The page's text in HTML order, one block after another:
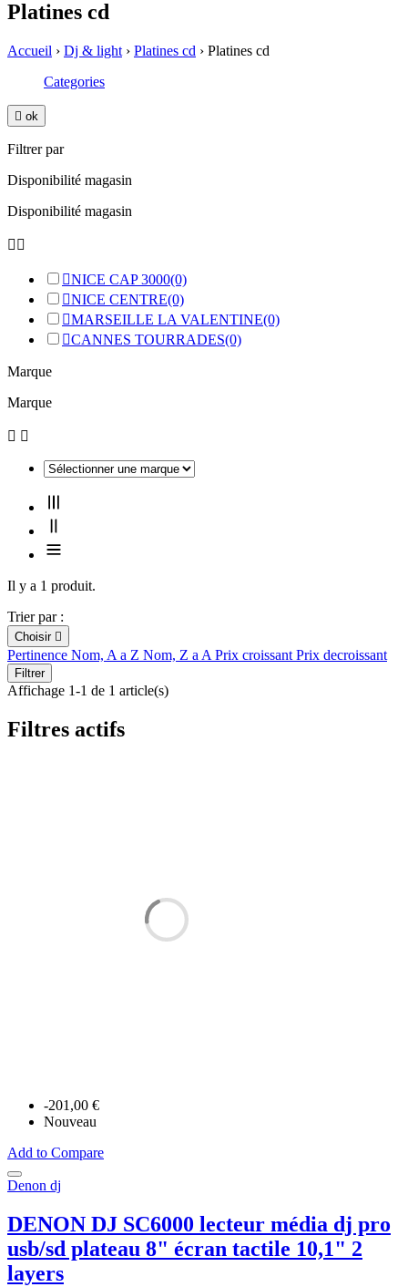
Platines cd
Accueil › Dj & light › Platines cd › Platines cd
Categories
 ok
Filtrer par
Disponibilité magasin
Disponibilité magasin
 
NICE CAP 3000(0)
NICE CENTRE(0)
MARSEILLE LA VALENTINE(0)
CANNES TOURRADES(0)
Marque
Marque
 
Il y a 1 produit.
Trier par :
Choisir 
Pertinence Nom, A a Z Nom, Z a A Prix croissant Prix decroissant
Filtrer
Affichage 1-1 de 1 article(s)
Filtres actifs
-201,00 €
Nouveau
Add to Compare
Denon dj
DENON DJ SC6000 lecteur média dj pro
usb/sd plateau 8" écran tactile 10,1" 2
layers